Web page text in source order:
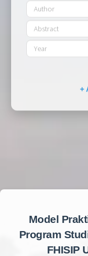
+
Model
Program
FHISIP